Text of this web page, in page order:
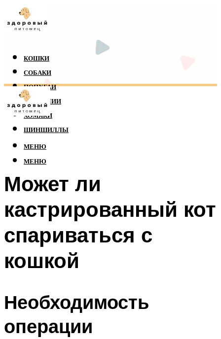
КОШКИ
СОБАКИ
ПОПУГАИ
РЕПТИЛИИ
ХОМЯКИ
ШИНШИЛЛЫ
МЕНЮ
МЕНЮ
Может ли
кастрированный кот
спариваться с
кошкой
Необходимость
операции